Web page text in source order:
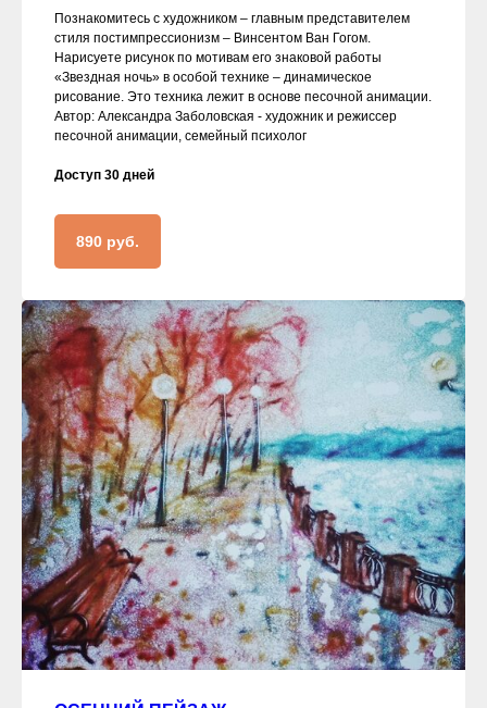
Познакомитесь с художником – главным представителем
стиля постимпрессионизм – Винсентом Ван Гогом.
Нарисуете рисунок по мотивам его знаковой работы
«Звездная ночь» в особой технике – динамическое
рисование. Это техника лежит в основе песочной анимации.
Автор: Александра Заболовская - художник и режиссер
песочной анимации, семейный психолог
Доступ 30 дней
890 руб.